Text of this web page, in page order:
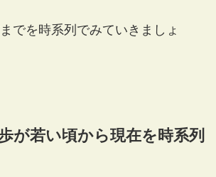
でを時系列でみていきましょ
が若い頃から現在を時系列